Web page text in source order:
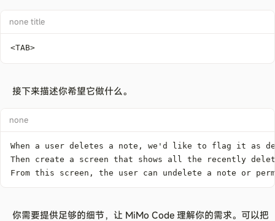
none title
<TAB>
接下来描述你希望它做什么。
none
From this screen, the user can undelete a note or
你需要提供足够的细节，让 MiMo Code 理解你的需求。可以把